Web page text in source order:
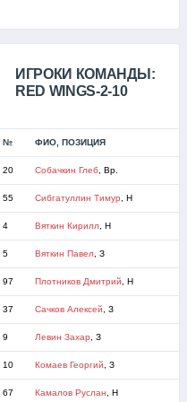
ИГРОКИ КОМАНДЫ:
RED WINGS-2-10
№ ФИО, ПОЗИЦИЯ
20 Собачкин Глеб, Вр.
55 Сибгатуллин Тимур , Н
4 Вяткин Кирилл, Н
5 Вяткин Павел, З
97 Плотников Дмитрий , Н
37 Сачков Алексей , З
9 Левин Захар , З
10 Комаев Георгий , З
67 Камалов Руслан , Н